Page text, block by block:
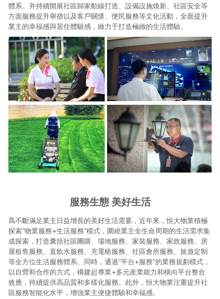
體系。并持續開展社區歸家動線打造、設備設施煥新、社區安全等
方面服務提升舉措以及客戶關懷、便民服務等文化活動，全面提升
業主的幸福感與居住體驗感，緻力于打造極緻的生活體驗。
服務生態 美好生活
爲不斷滿足業主日益增長的美好生活需要，近年來，恒大物業積極
探索“物業服務+生活服務”模式，圍繞業主全生命周期的生活需求集
成探索，打造囊括社區團購、場地服務、家裝服務、家政服務、房
屋租售服務、直飲水服務、充電樁服務、社區會所服務、旅遊定制
等全方位生活服務體系。同時，通過“平台+服務”的業務規劃模式，
以自營和合作的方式，構建起專業+多元産業能力和橫向平台整合
效應，持續提供高品質和多樣化服務。此外，恒大物業注重提升社
區服務智能化水平，增強業主便捷體驗和幸福感。